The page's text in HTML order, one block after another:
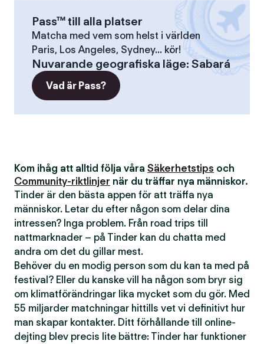
Pass™ till alla platser
Matcha med vem som helst i världen
Paris, Los Angeles, Sydney... kör!
Nuvarande geografiska läge: Sabará
Vad är Pass?
Kom ihåg att alltid följa våra Säkerhetstips och
Community-riktlinjer när du träffar nya människor.
Tinder är den bästa appen för att träffa nya
människor. Letar du efter någon som delar dina
intressen? Inga problem. Från road trips till
nattmarknader – på Tinder kan du chatta med
andra om det du gillar mest.
Behöver du en modig person som du kan ta med på
festival? Eller du kanske vill ha någon som bryr sig
om klimatförändringar lika mycket som du gör. Med
55 miljarder matchningar hittills vet vi definitivt hur
man skapar kontakter. Ditt förhållande till online-
dejting blev precis lite bättre: Tinder har funktioner